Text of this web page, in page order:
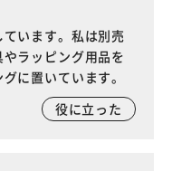
います。私は別売
ラッピング用品を
に置いています。
役に立った